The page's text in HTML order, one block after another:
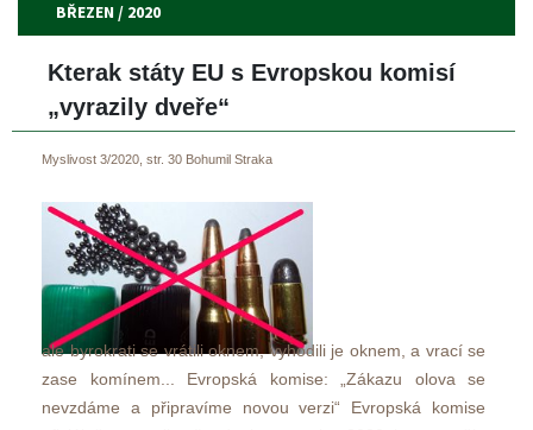
BŘEZEN / 2020
Kterak státy EU s Evropskou komisí
„vyrazily dveře“
Myslivost 3/2020, str. 30 Bohumil Straka
ale byrokrati se vrátili oknem, vyhodili je oknem, a vrací se
zase komínem... Evropská komise: „Zákazu olova se
nevzdáme a připravíme novou verzi“ Evropská komise